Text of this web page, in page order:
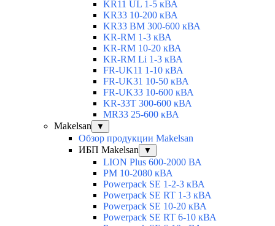
KR11 UL 1-5 кВА
KR33 10-200 кВА
KR33 BM 300-600 кВА
KR-RM 1-3 кВА
KR-RM 10-20 кВА
KR-RM Li 1-3 кВА
FR-UK11 1-10 кВА
FR-UK31 10-50 кВА
FR-UK33 10-600 кВА
KR-33T 300-600 кВА
MR33 25-600 кВА
Makelsan
▼
Обзор продукции Makelsan
ИБП Makelsan
▼
LION Plus 600-2000 ВА
PM 10-2080 кВА
Powerpack SE 1-2-3 кВА
Powerpack SE RT 1-3 кВА
Powerpack SE 10-20 кВА
Powerpack SE RT 6-10 кВА